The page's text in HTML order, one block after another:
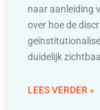
naar aanleiding
over hoe de
duidelijk
LEES VERDER »